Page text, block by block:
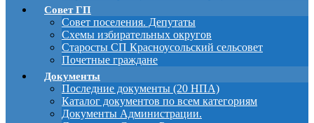
Совет ГП
Совет поселения. Депутаты
Схемы избирательных округов
Старосты СП Красноусольский сельсовет
Почетные граждане
Документы
Последние документы (20 НПА)
Каталог документов по всем категориям
Документы Администрации.